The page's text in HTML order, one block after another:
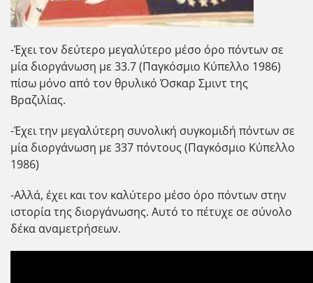
-Έχει τον δεύτερο μεγαλύτερο μέσο όρο πόντων σε
μία διοργάνωση με 33.7 (Παγκόσμιο Κύπελλο 1986)
πίσω μόνο από τον θρυλικό Όσκαρ Σμιντ της
Βραζιλίας.
-Έχει την μεγαλύτερη συνολική συγκομιδή πόντων σε
μία διοργάνωση με 337 πόντους (Παγκόσμιο Κύπελλο
1986)
-Αλλά, έχει και τον καλύτερο μέσο όρο πόντων στην
ιστορία της διοργάνωσης. Αυτό το πέτυχε σε σύνολο
δέκα αναμετρήσεων.